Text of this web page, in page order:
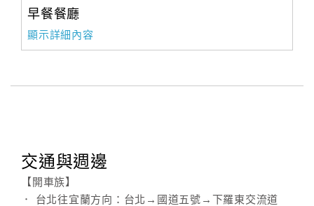
早餐餐廳
顯示詳細內容
交通與週邊
【開車族】
． 台北往宜蘭方向：台北→國道五號→下羅東交流道